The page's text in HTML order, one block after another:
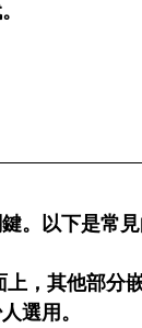
。以下是常見
，其他部分嵌
選用。